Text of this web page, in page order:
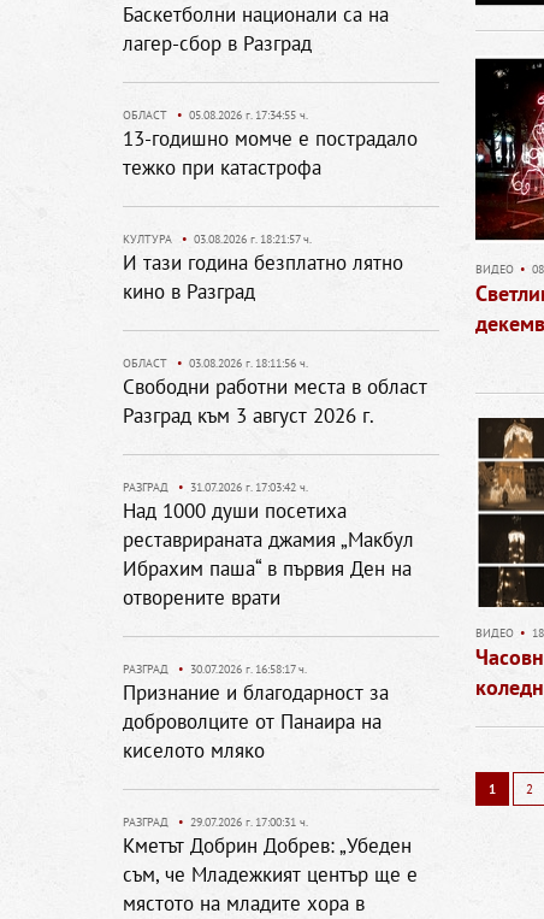
ВИДЕО •
ВИДЕО •
1 2
Баскетболни национали са на
лагер-сбор в Разград
ОБЛАСТ • 05.08.2026 г. 17:34:55 ч.
13-годишно момче е пострадало
тежко при катастрофа
КУЛТУРА • 03.08.2026 г. 18:21:57 ч.
И тази година безплатно лятно
кино в Разград
ОБЛАСТ • 03.08.2026 г. 18:11:56 ч.
Свободни работни места в област
Разград към 3 август 2026 г.
РАЗГРАД • 31.07.2026 г. 17:03:42 ч.
Над 1000 души посетиха
реставрираната джамия „Макбул
Ибрахим паша“ в първия Ден на
отворените врати
РАЗГРАД • 30.07.2026 г. 16:58:17 ч.
Признание и благодарност за
доброволците от Панаира на
киселото мляко
РАЗГРАД • 29.07.2026 г. 17:00:31 ч.
Кметът Добрин Добрев: „Убеден
съм, че Младежкият център ще е
мястото на младите хора в